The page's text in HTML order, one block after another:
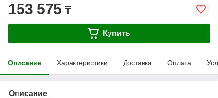
153 575 ₸
Купить
Описание Характеристики Доставка Оплата
Описание